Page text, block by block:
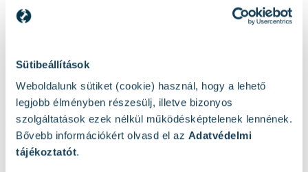
Sütibeállítások
Weboldalunk sütiket (cookie) használ, hogy a lehető
legjobb élményben részesülj, illetve bizonyos
szolgáltatások ezek nélkül működésképtelenek lennének.
Bővebb információkért olvasd el az Adatvédelmi
tájékoztatót.
Hasonló termékek